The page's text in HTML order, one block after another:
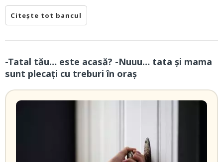
Citește tot bancul
-Tatal tău… este acasă? -Nuuu… tata și mama
sunt plecați cu treburi în oraș